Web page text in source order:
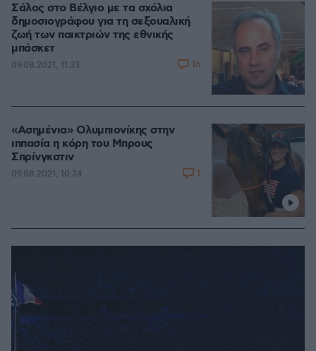
Σάλος στο Βέλγιο με τα σχόλια
δημοσιογράφου για τη σεξουαλική
ζωή των παικτριών της εθνικής
μπάσκετ
09.08.2021, 11:33 16
«Ασημένια» Ολυμπιονίκης στην
ιππασία η κόρη του Μπρους
Σπρίνγκστιν
09.08.2021, 10:34 1